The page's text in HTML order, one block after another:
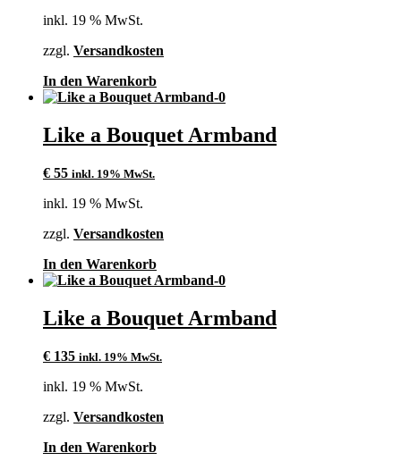
inkl. 19 % MwSt.
zzgl. Versandkosten
In den Warenkorb
Like a Bouquet Armband
€ 55 inkl. 19% MwSt.
inkl. 19 % MwSt.
zzgl. Versandkosten
In den Warenkorb
Like a Bouquet Armband
€ 135 inkl. 19% MwSt.
inkl. 19 % MwSt.
zzgl. Versandkosten
In den Warenkorb